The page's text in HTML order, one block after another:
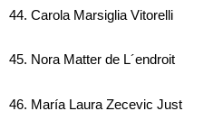
44. Carola Marsiglia Vitorelli
45. Nora Matter de L´endroit
46. María Laura Zecevic Just